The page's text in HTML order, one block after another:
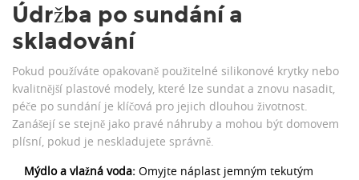
Údržba po sundání a
skladování
Pokud používáte opakovaně použitelné silikonové krytky nebo
kvalitnější plastové modely, které lze sundat a znovu nasadit,
péče po sundání je klíčová pro jejich dlouhou životnost.
Zanášejí se stejně jako pravé náhruby a mohou být domovem
plísní, pokud je neskladujete správně.
Mýdlo a vlažná voda: Omyjte náplast jemným tekutým